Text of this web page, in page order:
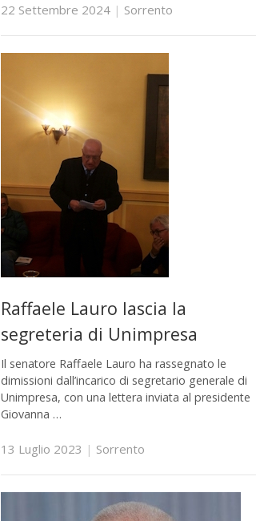
22 Settembre 2024 | Sorrento
Raffaele Lauro lascia la
segreteria di Unimpresa
Il senatore Raffaele Lauro ha rassegnato le
dimissioni dall’incarico di segretario generale di
Unimpresa, con una lettera inviata al presidente
Giovanna …
13 Luglio 2023 | Sorrento